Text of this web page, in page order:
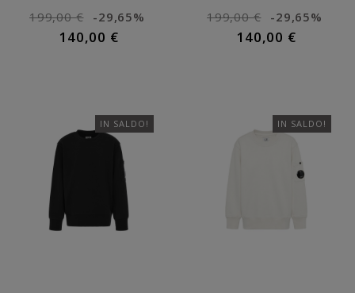
199,00 € -29,65%
140,00 €
AGGIUNGI AL CARRELLO
199,00 € -29,65%
140,00 €
AGGIUNGI AL CARRELLO
IN SALDO! IN SALDO!